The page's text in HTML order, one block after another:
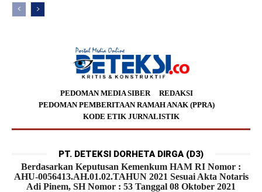
PEDOMAN MEDIA SIBER
REDAKSI
PEDOMAN PEMBERITAAN RAMAH ANAK (PPRA)
KODE ETIK JURNALISTIK
PT. DETEKSI DORHETA DIRGA (D3)
Berdasarkan Keputusan Kemenkum HAM RI Nomor :
AHU-0056413.AH.01.02.TAHUN 2021 Sesuai Akta Notaris
Adi Pinem, SH Nomor : 53 Tanggal 08 Oktober 2021